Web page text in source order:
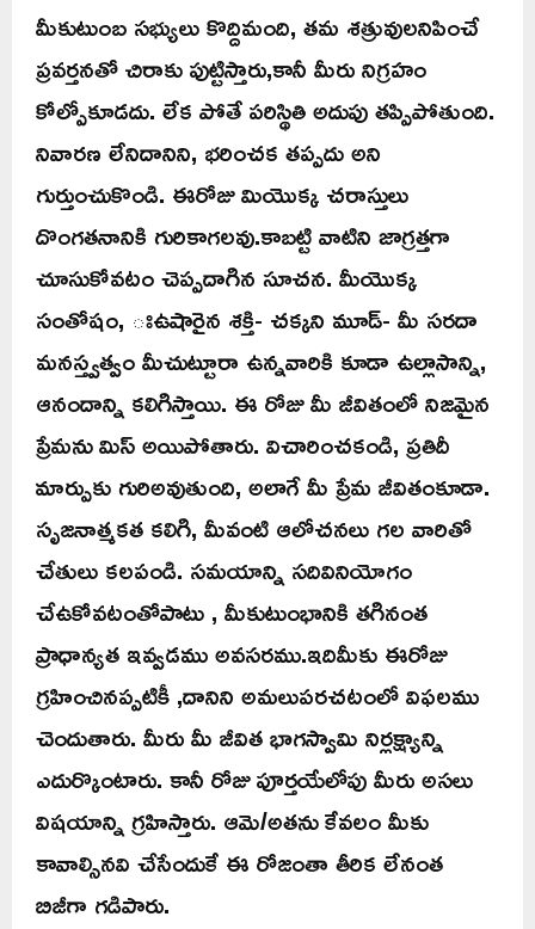
మీకుటుంబ సభ్యులు కొద్దిమంది, తమ శత్రువులనిపించే
ప్రవర్తనతో చిరాకు పుట్టిస్తారు,కానీ మీరు నిగ్రహం
కోల్పోకూడదు. లేక పోతే పరిస్థితి అదుపు తప్పిపోతుంది.
నివారణ లేనిదానిని, భరించక తప్పదు అని
గుర్తుంచుకొండి. ఈరోజు మియొక్క చరాస్తులు
దొంగతనానికి గురికాగలవు.కాబట్టి వాటిని జాగ్రత్తగా
చూసుకోవటం చెప్పదాగిన సూచన. మీయొక్క
సంతోషం, ఃఉషారైన శక్తి- చక్కని మూడ్- మీ సరదా
మనస్త్వత్వం మీచుట్టూరా ఉన్నవారికి కూడా ఉల్లాసాన్ని,
ఆనందాన్ని కలిగిస్తాయి. ఈ రోజు మీ జీవితంలో నిజమైన
ప్రేమను మిస్ అయిపోతారు. విచారించకండి, ప్రతిదీ
మార్పుకు గురిఅవుతుంది, అలాగే మీ ప్రేమ జీవితంకూడా.
సృజనాత్మకత కలిగి, మీవంటి ఆలోచనలు గల వారితో
చేతులు కలపండి. సమయాన్ని సదివినియోగం
చేఉకోవటంతోపాటు , మీకుటుంభానికి తగినంత
ప్రాధాన్యత ఇవ్వడము అవసరము.ఇదిమీకు ఈరోజు
గ్రహించినప్పటికీ ,దానిని అమలుపరచటంలో విఫలము
చెందుతారు. మీరు మీ జీవిత భాగస్వామి నిర్లక్ష్యాన్ని
ఎదుర్కొంటారు. కానీ రోజు పూర్తయేలోపు మీరు అసలు
విషయాన్ని గ్రహిస్తారు. ఆమె/అతను కేవలం మీకు
కావాల్సినవి చేసేందుకే ఈ రోజంతా తీరిక లేనంత
బిజీగా గడిపారు.